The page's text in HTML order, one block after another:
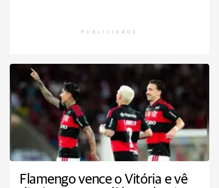
PUBLICIDADE
Flamengo vence o Vitória e vê